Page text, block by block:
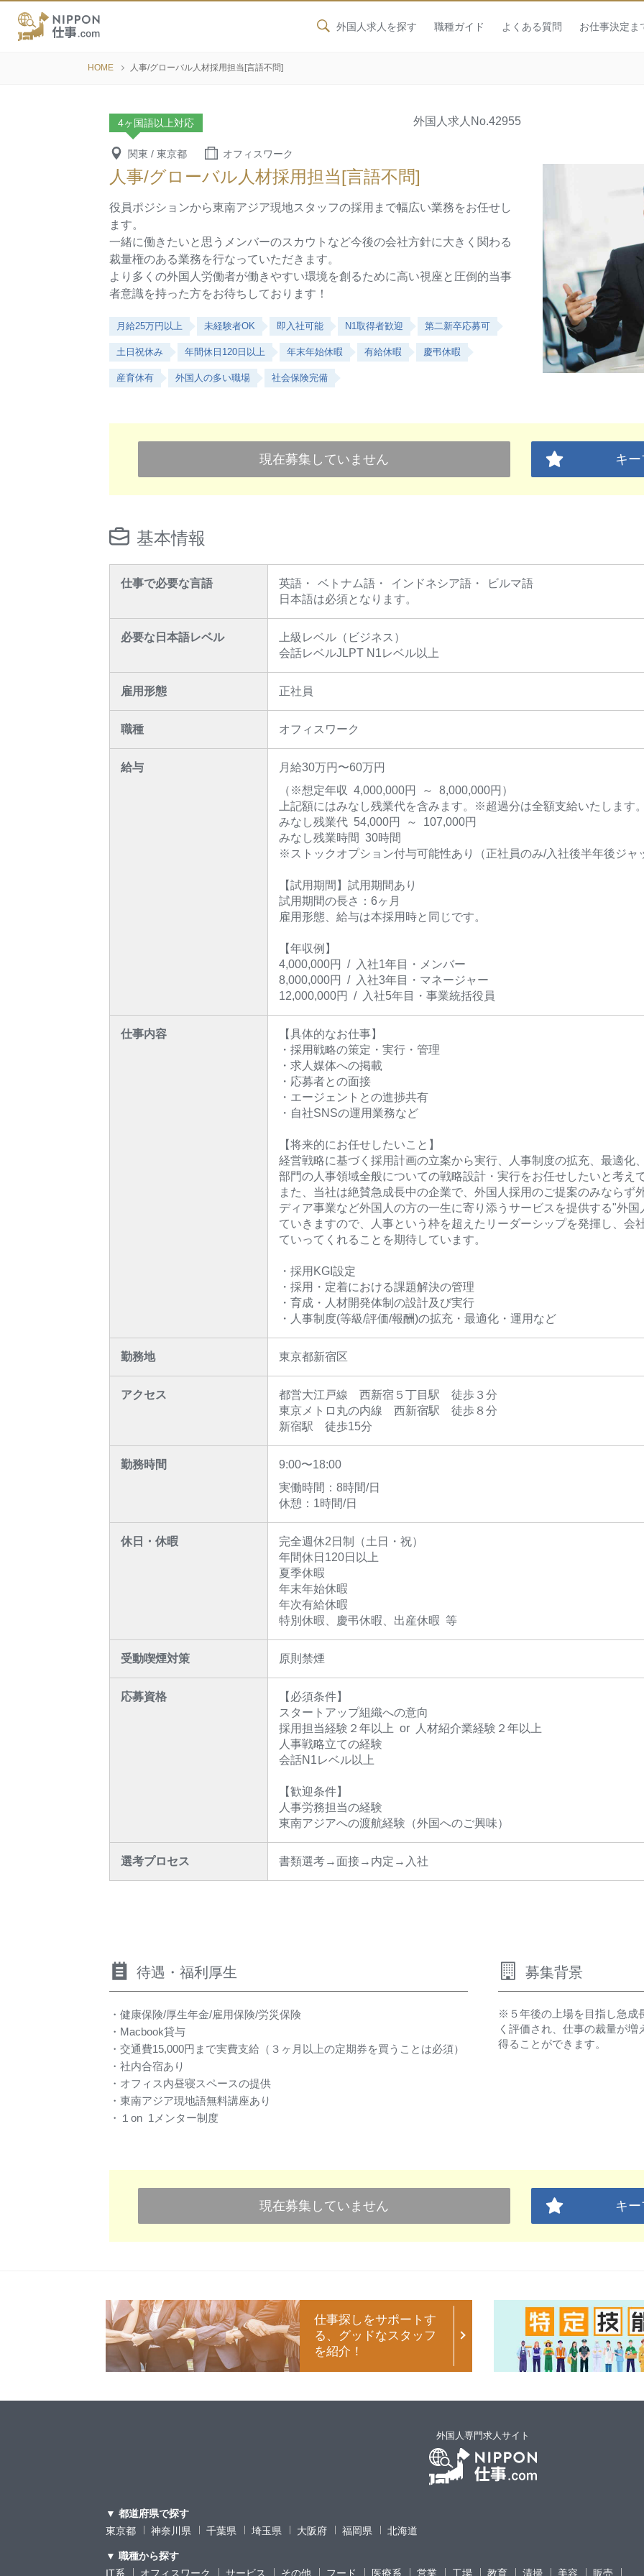
外国人求人を探す 職種ガイド よくある質問 お仕事決定ま
HOME 人事/グローバル人材採用担当[言語不問]
4ヶ国語以上対応 外国人求人 No.42955
関東 / 東京都 オフィスワーク
人事/グローバル人材採用担当[言語不問]
役員ポジションから東南アジア現地スタッフの採用まで幅広い業務をお任せし
ます。
一緒に働きたいと思うメンバーのスカウトなど今後の会社方針に大きく関わる
裁量権のある業務を行なっていただきます。
より多くの外国人労働者が働きやすい環境を創るために高い視座と圧倒的当事
者意識を持った方をお待ちしております！
月給25万円以上 未経験者OK 即入社可能 N1取得者歓迎 第二新卒応募可
土日祝休み 年間休日120日以上 年末年始休暇 有給休暇 慶弔休暇
産育休有 外国人の多い職場 社会保険完備
現在募集していません キー
基本情報
仕事で必要な言語 英語 ベトナム語 インドネシア語
ビルマ語
日本語は必須となります。
必要な日本語レベル
上級レベル（ビジネス）
会話レベルJLPT N1レベル以上
雇用形態 正社員
職種 オフィスワーク
給与
月給30万円〜60万円
（※想定年収 4,000,000円 ～ 8,000,000円）
上記額にはみなし残業代を含みます。※超過分は全額支給いたします
みなし残業代 54,000円 ～ 107,000円
みなし残業時間 30時間
※ストックオプション付与可能性あり（正社員のみ/入社後半年後ジャ
【試用期間】試用期間あり
試用期間の長さ：6ヶ月
雇用形態、給与は本採用時と同じです。
【年収例】
4,000,000円 / 入社1年目・メンバー
8,000,000円 / 入社3年目・マネージャー
12,000,000円 / 入社5年目・事業統括役員
仕事内容
【具体的なお仕事】
・採用戦略の策定・実行・管理
・求人媒体への掲載
・応募者との面接
・エージェントとの進捗共有
・自社SNSの運用業務など
【将来的にお任せしたいこと】
経営戦略に基づく採用計画の立案から実行、人事制度の拡充、最適化
部門の人事領域全般についての戦略設計・実行をお任せしたいと考え
また、当社は絶賛急成長中の企業で、外国人採用のご提案のみならず
ディア事業など外国人の方の一生に寄り添うサービスを提供する"外
ていきますので、人事という枠を超えたリーダーシップを発揮し、会
ていってくれることを期待しています。
・採用KGI設定
・採用・定着における課題解決の管理
・育成・人材開発体制の設計及び実行
・人事制度(等級/評価/報酬)の拡充・最適化・運用など
勤務地 東京都新宿区
アクセス
都営大江戸線 西新宿５丁目駅 徒歩３分
東京メトロ丸の内線 西新宿駅 徒歩８分
新宿駅 徒歩15分
勤務時間
9:00〜18:00
実働時間：8時間/日
休憩：1時間/日
休日・休暇
完全週休2日制（土日・祝）
年間休日120日以上
夏季休暇
年末年始休暇
年次有給休暇
特別休暇、慶弔休暇、出産休暇 等
受動喫煙対策 原則禁煙
応募資格
【必須条件】
スタートアップ組織への意向
採用担当経験２年以上 or 人材紹介業経験２年以上
人事戦略立ての経験
会話N1レベル以上
【歓迎条件】
人事労務担当の経験
東南アジアへの渡航経験（外国へのご興味）
選考プロセス 書類選考→面接→内定→入社
待遇・福利厚生
・健康保険/厚生年金/雇用保険/労災保険
・Macbook貸与
・交通費15,000円まで実費支給（３ヶ月以上の定期券を買うことは必須）
・社内合宿あり
・オフィス内昼寝スペースの提供
・東南アジア現地語無料講座あり
・１on 1メンター制度
募集背景
※５年後の上場を目指し急成
く評価され、仕事の裁量が
得ることができます。
現在募集していません キー
仕事探しをサポートす
る、グッドなスタッフ
を紹介！
外国人専門求人サイト
▼ 都道府県で探す
東京都
神奈川県 千葉県 埼玉県 大阪府 福岡県 北海道
▼ 職種から探す
IT系
オフィスワーク サービス その他 フード 医療系 営業 工場 教育 清掃 美容 販売